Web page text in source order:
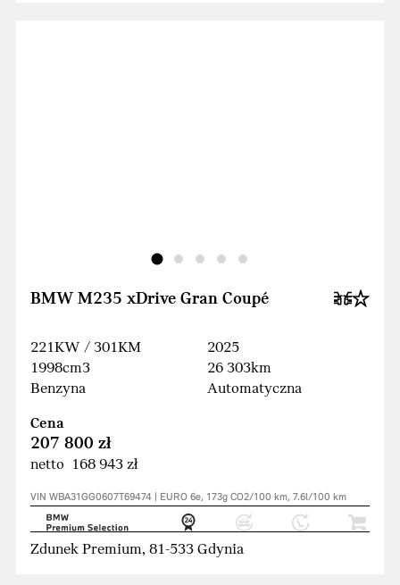
BMW M235 xDrive Gran Coupé
221KW / 301KM
1998cm3
Benzyna
2025
26 303km
Automatyczna
Cena
207 800 zł
netto 168 943 zł
VIN WBA31GG0607T69474 | EURO 6e, 173g CO2/100 km, 7.6l/100 km
Zdunek Premium, 81-533 Gdynia